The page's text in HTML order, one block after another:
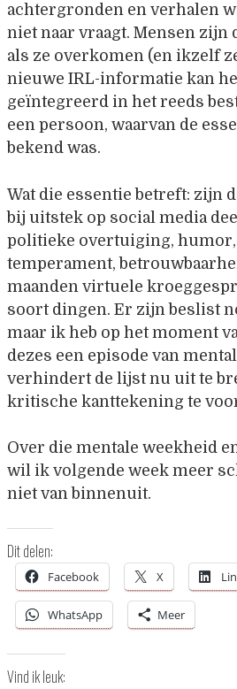
achtergronden en verhalen
niet naar vraagt. Mensen zijn
als ze overkomen (en ikzelf
nieuwe IRL-informatie kan
geïntegreerd in het reeds
een persoon, waarvan de
bekend was.
Wat die essentie betreft: zijn
bij uitstek op social media
politieke overtuiging, humor,
temperament,
maanden virtuele
soort dingen. Er zijn beslist
maar ik heb op het moment
dezes een episode van
verhindert de lijst nu uit te
kritische kanttekening te
Over die mentale weekheid
wil ik volgende week meer
niet van binnenuit.
Dit delen:
Facebook X
WhatsApp Meer
Vind ik leuk: